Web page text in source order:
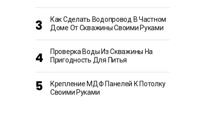
Как Сделать Водопровод В Частном
Доме От Скважины Своими Руками
Проверка Воды Из Скважины На
Пригодность Для Питья
Крепление МДФ Панелей К Потолку
Своими Руками